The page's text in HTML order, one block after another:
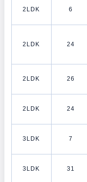
2LDK 6
2LDK 24
2LDK 26
2LDK 24
3LDK 7
3LDK 31